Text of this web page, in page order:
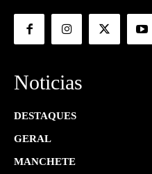
Noticias
DESTAQUES
GERAL
MANCHETE